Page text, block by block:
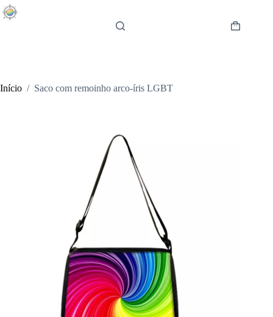
Pular
para
Carrinho
Início / Saco com remoinho arco-íris LGBT